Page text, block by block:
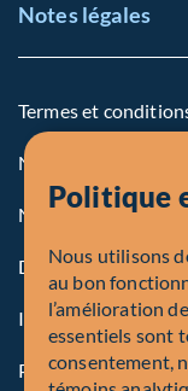
Notes légales
Termes et
Notre politique sur
Note légale aux
Dénonciation
Inscriptions et
Procédure de
Politique
Nous utilisons
au bon
l’amélioration
essentiels sont
consentement,